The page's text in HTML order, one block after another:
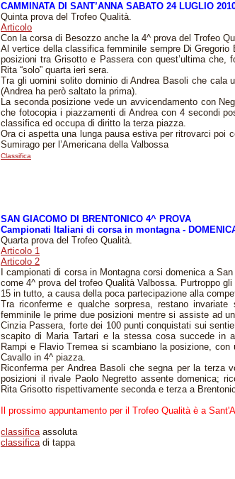
CAMMINATA DI SANT’ANNA SABATO 24 LUGLIO
Quinta prova del Trofeo Qualità.
Articolo
Con la corsa di Besozzo anche la 4^ prova del Trofeo
Al vertice della classifica femminile sempre Di
posizioni tra Grisotto e Passera con quest’ultima che,
Rita “solo” quarta ieri sera.
Tra gli uomini solito dominio di Andrea Basoli che cala
(Andrea ha però saltato la prima).
La seconda posizione vede un avvicendamento con
che fotocopia i piazzamenti di Andrea con 4 secondi
classifica ed occupa di diritto la terza piazza.
Ora ci aspetta una lunga pausa estiva per ritrovarci poi
Sumirago per l’Americana della Valbossa
Classifica
SAN GIACOMO DI BRENTONICO 4^ PROVA
Campionati Italiani di corsa in montagna -
Quarta prova del Trofeo Qualità.
Articolo 1
Articolo 2
I campionati di corsa in Montagna corsi domenica a
come 4^ prova del trofeo Qualità Valbossa. Purtroppo
15 in tutto, a causa della poca partecipazione alla
Tra riconferme e qualche sorpresa, restano
femminile le prime due posizioni mentre si assiste ad
Cinzia Passera, forte dei 100 punti conquistati sui
scapito di Maria Tartari e la stessa cosa succede in
Rampi e Flavio Tremea si scambiano la posizione, con
Cavallo in 4^ piazza.
Riconferma per Andrea Basoli che segna per la terza
posizioni il rivale Paolo Negretto assente domenica;
Rita Grisotto rispettivamente seconda e terza a
Il prossimo appuntamento per il Trofeo Qualità è a
classificaassoluta
classificadi tappa